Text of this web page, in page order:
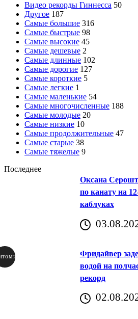
Видео рекорды Гиннесса 50
Другое 187
Самые большие 316
Самые быстрые 98
Самые высокие 45
Самые дешевые 2
Самые длинные 102
Самые дорогие 127
Самые короткие 5
Самые легкие 1
Самые маленькие 54
Самые многочисленные 188
Самые молодые 20
Самые низкие 10
Самые продолжительные 47
Самые старые 38
Самые тяжелые 9
Последнее
Оксана
по канату на
каблуках
Фридайвер
водой на
рекорд